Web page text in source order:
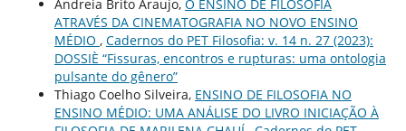
Andreia Brito Araujo, O ENSINO DE FILOSOFIA
ATRAVÉS DA CINEMATOGRAFIA NO NOVO ENSINO
MÉDIO , Cadernos do PET Filosofia: v. 14 n. 27 (2023):
DOSSIÈ “Fissuras, encontros e rupturas: uma ontologia
pulsante do gênero”
Thiago Coelho Silveira, ENSINO DE FILOSOFIA NO
ENSINO MÉDIO: UMA ANÁLISE DO LIVRO INICIAÇÃO À